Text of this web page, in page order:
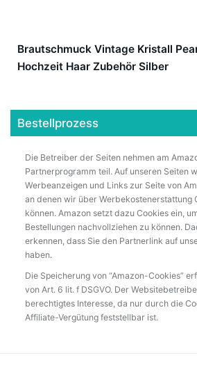
Brautschmuck Vintage Kristall
Hochzeit Haar Zubehör Silber
Bestellprozess
Die Betreiber der Seiten nehmen am
Partnerprogramm teil. Auf unseren Seiten
Werbeanzeigen und Links zur Seite von
an denen wir über Werbekostenerstattung
können. Amazon setzt dazu Cookies ein,
Bestellungen nachvollziehen zu können.
erkennen, dass Sie den Partnerlink auf
haben.
Die Speicherung von “Amazon-Cookies”
von Art. 6 lit. f DSGVO. Der
berechtigtes Interesse, da nur durch die
Affiliate-Vergütung feststellbar ist.